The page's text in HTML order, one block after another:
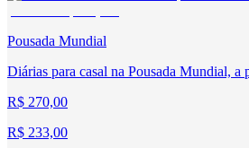
Pousada Mundial
Diárias para casal na Pousada Mundial, a
R$ 270,00
R$ 233,00